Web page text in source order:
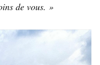
de vous. »